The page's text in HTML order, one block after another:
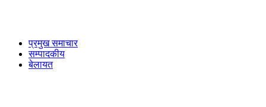
प्रमुख समाचार
सम्पादकीय
बेलायत